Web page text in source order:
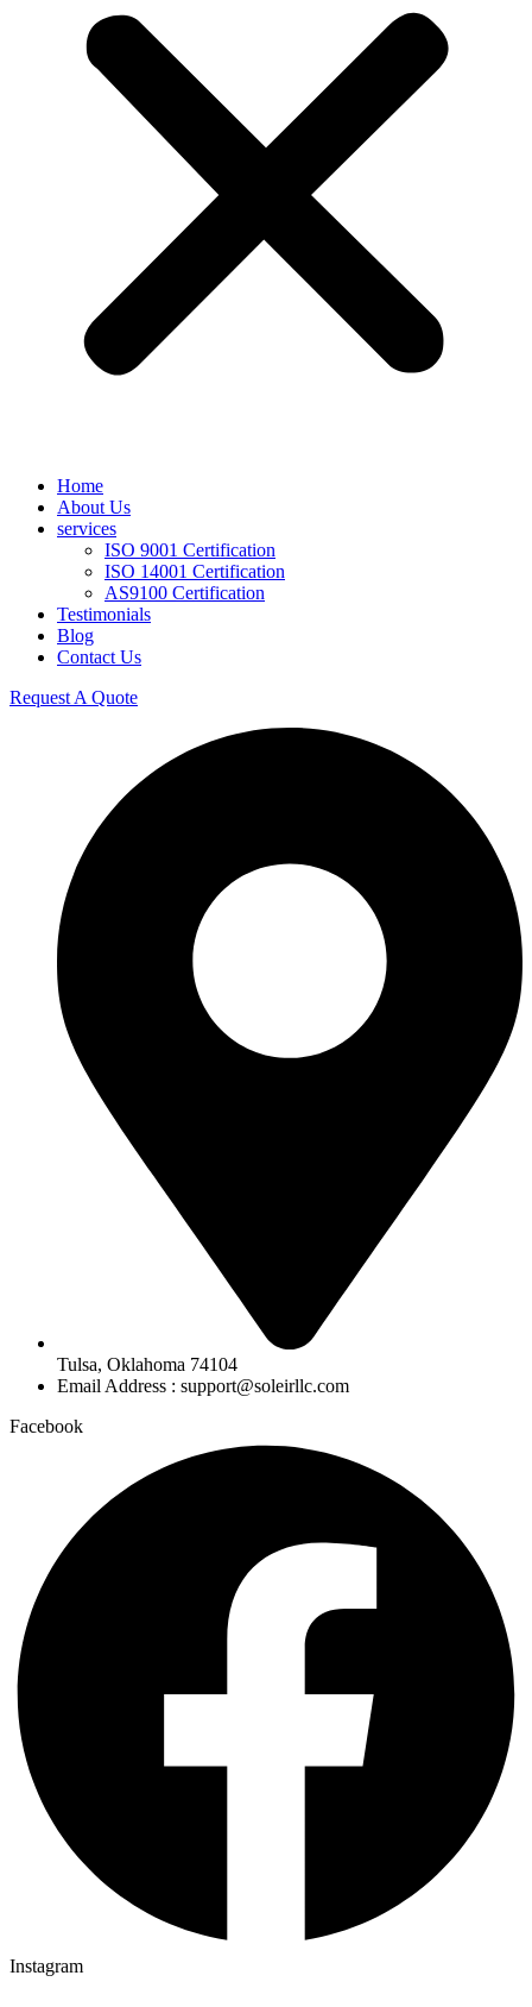
Home
About Us
services
ISO 9001 Certification
ISO 14001 Certification
AS9100 Certification
Testimonials
Blog
Contact Us
Request A Quote
Tulsa, Oklahoma 74104
Email Address : support@soleirllc.com
Facebook
Instagram